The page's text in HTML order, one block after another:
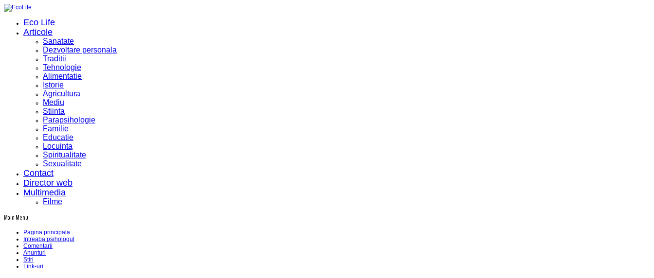
Eco Life
Articole
Sanatate
Dezvoltare personala
Traditii
Tehnologie
Alimentatie
Istorie
Agricultura
Mediu
Stiinta
Parapsihologie
Familie
Educatie
Locuinta
Spiritualitate
Sexualitate
Contact
Director web
Multimedia
Filme
Main Menu
Pagina principala
Intreaba psihologul
Comentarii
Anunturi
Stiri
Link-uri